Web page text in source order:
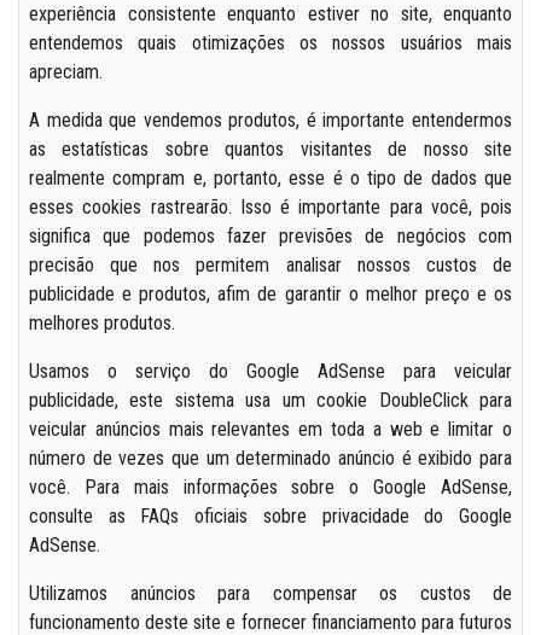
experiência consistente enquanto estiver no site, enquanto
entendemos quais otimizações os nossos usuários mais
apreciam.
A medida que vendemos produtos, é importante entendermos
as estatísticas sobre quantos visitantes de nosso site
realmente compram e, portanto, esse é o tipo de dados que
esses cookies rastrearão. Isso é importante para você, pois
significa que podemos fazer previsões de negócios com
precisão que nos permitem analisar nossos custos de
publicidade e produtos, afim de garantir o melhor preço e os
melhores produtos.
Usamos o serviço do Google AdSense para veicular
publicidade, este sistema usa um cookie DoubleClick para
veicular anúncios mais relevantes em toda a web e limitar o
número de vezes que um determinado anúncio é exibido para
você. Para mais informações sobre o Google AdSense,
consulte as FAQs oficiais sobre privacidade do Google
AdSense.
Utilizamos anúncios para compensar os custos de
funcionamento deste site e fornecer financiamento para futuros